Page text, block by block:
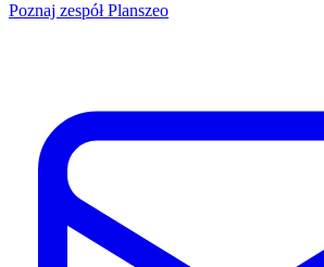
Poznaj zespół Planszeo